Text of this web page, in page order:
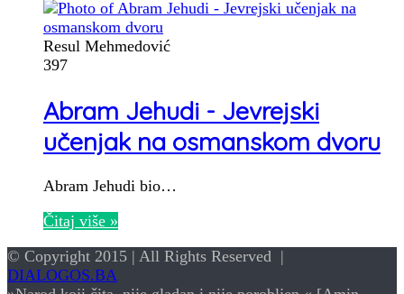
Resul Mehmedović
397
Abram Jehudi - Jevrejski
učenjak na osmanskom dvoru
Abram Jehudi bio…
Čitaj više »
© Copyright 2015 | All Rights Reserved |
DIALOGOS.BA